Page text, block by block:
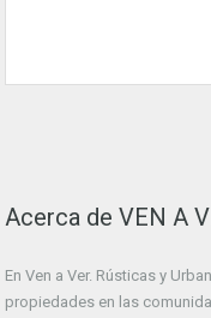
Acerca de VEN A
En Ven a Ver. Rústicas y
propiedades en las